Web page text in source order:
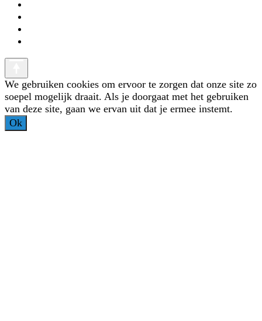
We gebruiken cookies om ervoor te zorgen dat onze site zo
soepel mogelijk draait. Als je doorgaat met het gebruiken
van deze site, gaan we ervan uit dat je ermee instemt.
Ok